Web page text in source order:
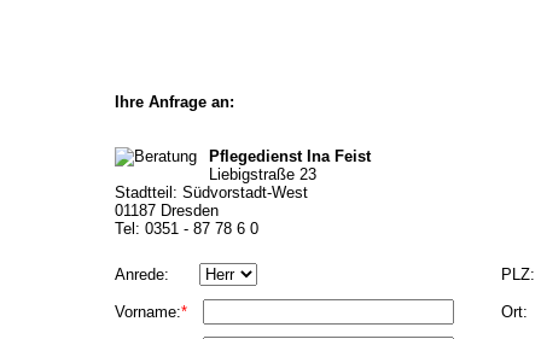
Ihre Anfrage an:
Pflegedienst Ina Feist
Liebigstraße 23
Stadtteil: Südvorstadt-West
01187 Dresden
Tel: 0351 - 87 78 6 0
Anrede: PLZ:
Vorname:* Ort: